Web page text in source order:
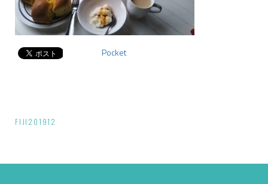
Pocket
投
ナ
FIJI201912